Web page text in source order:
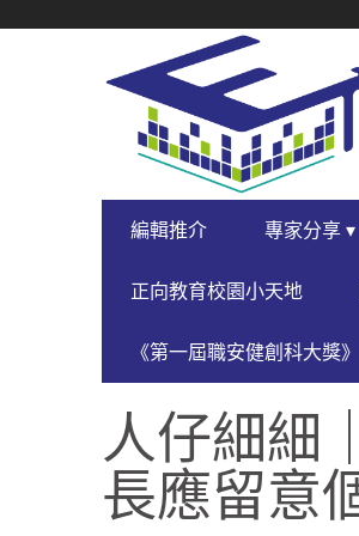
NAVIGATION
PRIMARY
NAVIGATION
編輯推介 專家分享 ▾
正向教育校園小天地
《第一屆職安健創科大獎》
人仔細細
長應留意